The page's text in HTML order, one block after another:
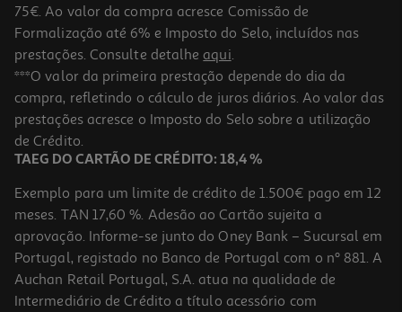
Compasso Polegar Em Metal
1.89 €/un
1,89 €
75€. Ao valor da compra acresce Comissão de
Formalização até 6% e Imposto do Selo, incluídos nas
prestações. Consulte detalhe aqui.
***O valor da primeira prestação depende do dia da
compra, refletindo o cálculo de juros diários. Ao valor das
prestações acresce o Imposto do Selo sobre a utilização
de Crédito.
TAEG DO CARTÃO DE CRÉDITO: 18,4 %
Exemplo para um limite de crédito de 1.500€ pago em 12
meses. TAN 17,60 %. Adesão ao Cartão sujeita a
aprovação. Informe-se junto do Oney Bank – Sucursal em
Portugal, registado no Banco de Portugal com o nº 881. A
Auchan Retail Portugal, S.A. atua na qualidade de
Intermediário de Crédito a título acessório com